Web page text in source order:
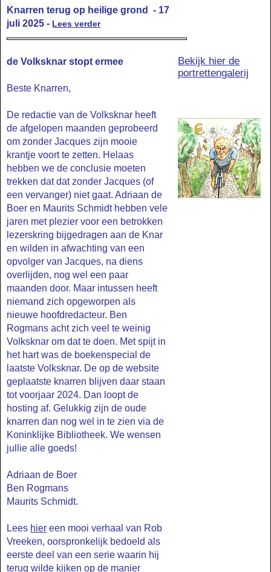
Knarren terug op heilige grond - 17
juli 2025 - Lees verder
de Volksknar stopt ermee
Beste Knarren,
De redactie van de Volksknar heeft
de afgelopen maanden geprobeerd
om zonder Jacques zijn mooie
krantje voort te zetten. Helaas
hebben we de conclusie moeten
trekken dat dat zonder Jacques (of
een vervanger) niet gaat. Adriaan de
Boer en Maurits Schmidt hebben vele
jaren met plezier voor een betrokken
lezerskring bijgedragen aan de Knar
en wilden in afwachting van een
opvolger van Jacques, na diens
overlijden, nog wel een paar
maanden door. Maar intussen heeft
niemand zich opgeworpen als
nieuwe hoofdredacteur. Ben
Rogmans acht zich veel te weinig
Volksknar om dat te doen. Met spijt in
het hart was de boekenspecial de
laatste Volksknar. De op de website
geplaatste knarren blijven daar staan
tot voorjaar 2024. Dan loopt de
hosting af. Gelukkig zijn de oude
knarren dan nog wel in te zien via de
Koninklijke Bibliotheek. We wensen
jullie alle goeds!
Adriaan de Boer
Ben Rogmans
Maurits Schmidt.
Lees hier een mooi verhaal van Rob
Vreeken, oorspronkelijk bedoeld als
eerste deel van een serie waarin hij
terug wilde kijken op de manier
Bekijk hier de
portrettengalerij